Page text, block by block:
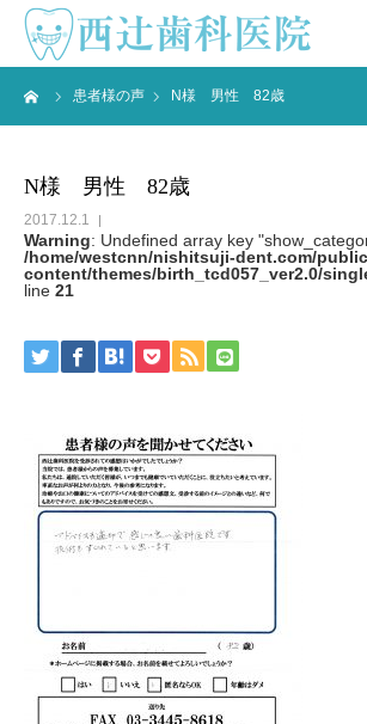
患者様の声 N様 男性 82歳
N様 男性 82歳
2017.12.1
Warning: Undefined array key
/home/westcnn/nishitsuji-dent.com/
content/themes/birth_tcd057_ver2.0/
line 21
医院情報 ▼
ブログ
アクセス
お問合せ